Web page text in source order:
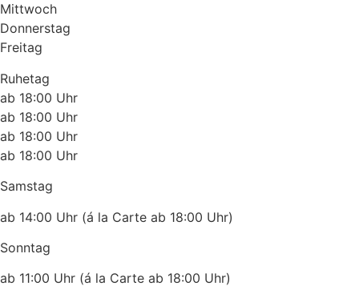
Mittwoch
Donnerstag
Freitag
Ruhetag
ab 18:00 Uhr
ab 18:00 Uhr
ab 18:00 Uhr
ab 18:00 Uhr
Samstag
ab 14:00 Uhr (á la Carte ab 18:00 Uhr)
Sonntag
ab 11:00 Uhr (á la Carte ab 18:00 Uhr)